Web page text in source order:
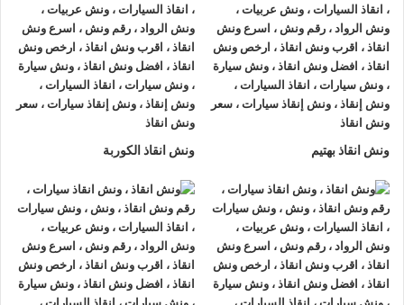
ونش انقاذ , ونش انقاذ سيارات
ونش انقاذ صلاح سالم
ونش انقاذ صلاح سالمنقدم خدمة المساعدة على الطريق بسرعة
وبأسعار معقولة ، وخدمةإنقاذ السياراتفي صلاح سالم و على جميع
ونش انقاذ بهتيم ونش انقاذ الكوربة